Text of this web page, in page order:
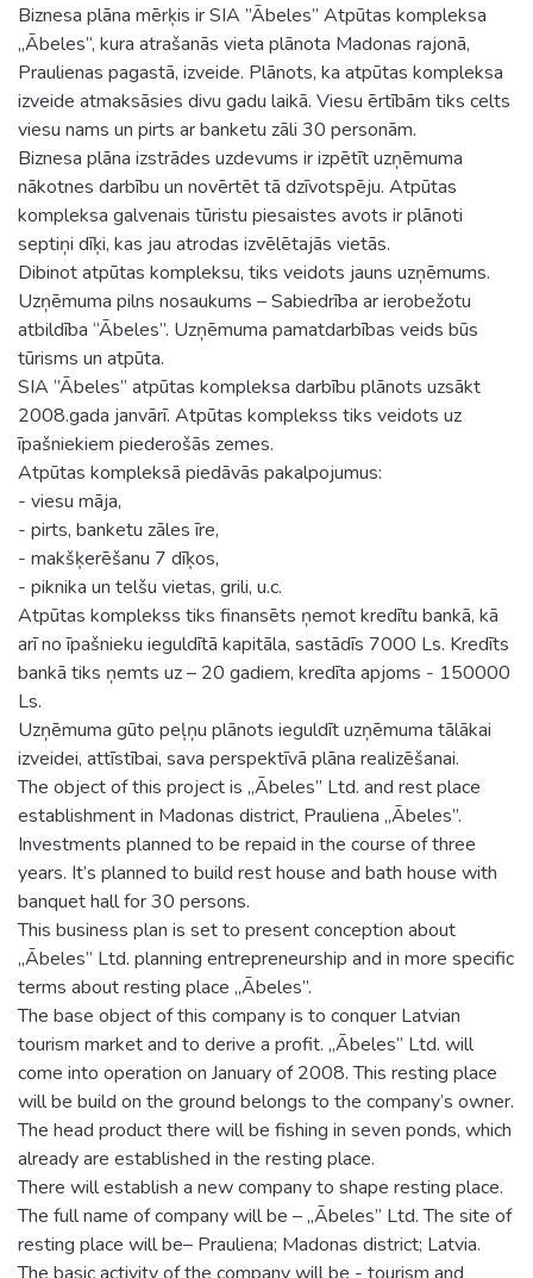
Biznesa plāna mērķis ir SIA ”Ābeles” Atpūtas kompleksa
„Ābeles”, kura atrašanās vieta plānota Madonas rajonā,
Praulienas pagastā, izveide. Plānots, ka atpūtas kompleksa
izveide atmaksāsies divu gadu laikā. Viesu ērtībām tiks celts
viesu nams un pirts ar banketu zāli 30 personām.
Biznesa plāna izstrādes uzdevums ir izpētīt uzņēmuma
nākotnes darbību un novērtēt tā dzīvotspēju. Atpūtas
kompleksa galvenais tūristu piesaistes avots ir plānoti
septiņi dīķi, kas jau atrodas izvēlētajās vietās.
Dibinot atpūtas kompleksu, tiks veidots jauns uzņēmums.
Uzņēmuma pilns nosaukums – Sabiedrība ar ierobežotu
atbildība “Ābeles”. Uzņēmuma pamatdarbības veids būs
tūrisms un atpūta.
SIA ”Ābeles” atpūtas kompleksa darbību plānots uzsākt
2008.gada janvārī. Atpūtas komplekss tiks veidots uz
īpašniekiem piederošās zemes.
Atpūtas kompleksā piedāvās pakalpojumus:
- viesu māja,
- pirts, banketu zāles īre,
- makšķerēšanu 7 dīķos,
- piknika un telšu vietas, grili, u.c.
Atpūtas komplekss tiks finansēts ņemot kredītu bankā, kā
arī no īpašnieku ieguldītā kapitāla, sastādīs 7000 Ls. Kredīts
bankā tiks ņemts uz – 20 gadiem, kredīta apjoms - 150000
Ls.
Uzņēmuma gūto peļņu plānots ieguldīt uzņēmuma tālākai
izveidei, attīstībai, sava perspektīvā plāna realizēšanai.
The object of this project is „Ābeles” Ltd. and rest place
establishment in Madonas district, Prauliena „Ābeles”.
Investments planned to be repaid in the course of three
years. It’s planned to build rest house and bath house with
banquet hall for 30 persons.
This business plan is set to present conception about
„Ābeles” Ltd. planning entrepreneurship and in more specific
terms about resting place „Ābeles”.
The base object of this company is to conquer Latvian
tourism market and to derive a profit. „Ābeles” Ltd. will
come into operation on January of 2008. This resting place
will be build on the ground belongs to the company’s owner.
The head product there will be fishing in seven ponds, which
already are established in the resting place.
There will establish a new company to shape resting place.
The full name of company will be – „Ābeles” Ltd. The site of
resting place will be– Prauliena; Madonas district; Latvia.